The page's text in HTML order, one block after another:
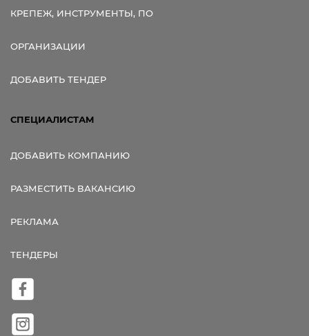
КРЕПЕЖ, ИНСТРУМЕНТЫ, ПО
ОРГАНИЗАЦИИ
ДОБАВИТЬ ТЕНДЕР
СПЕЦИАЛИСТАМ
ДОБАВИТЬ КОМПАНИЮ
РАЗМЕСТИТЬ ВАКАНСИЮ
РЕКЛАМА
ТЕНДЕРЫ